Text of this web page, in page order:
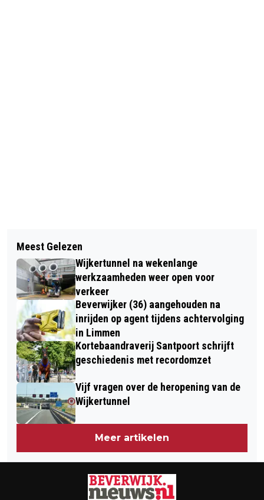
COLLEGE BEVERWIJK PRESENTEERT
CONCEPT BEGROTING 2024
THE RAMBLERS IN CAFÉ DE ZON
Meest Gelezen
Wijkertunnel na wekenlange
werkzaamheden weer open voor
verkeer
Beverwijker (36) aangehouden na
inrijden op agent tijdens achtervolging
in Limmen
Kortebaandraverij Santpoort schrijft
geschiedenis met recordomzet
Vijf vragen over de heropening van de
Wijkertunnel
Meer artikelen